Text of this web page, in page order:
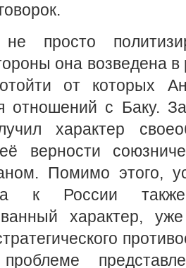
просто
она возведена
от которых
отношений с Баку.
характер
верности
Помимо этого,
к России
характер,